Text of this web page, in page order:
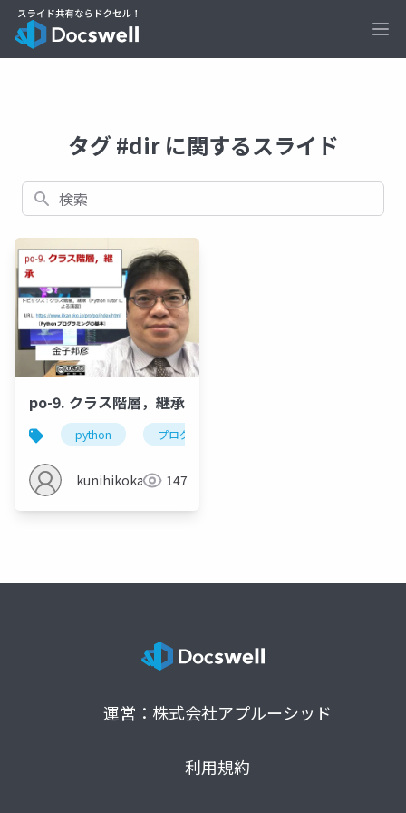
タグ #dir に関するスライド
検索
po-9. クラス階層，継承
python プログラミング
kunihikokaneko147
運営：株式会社アプルーシッド
利用規約